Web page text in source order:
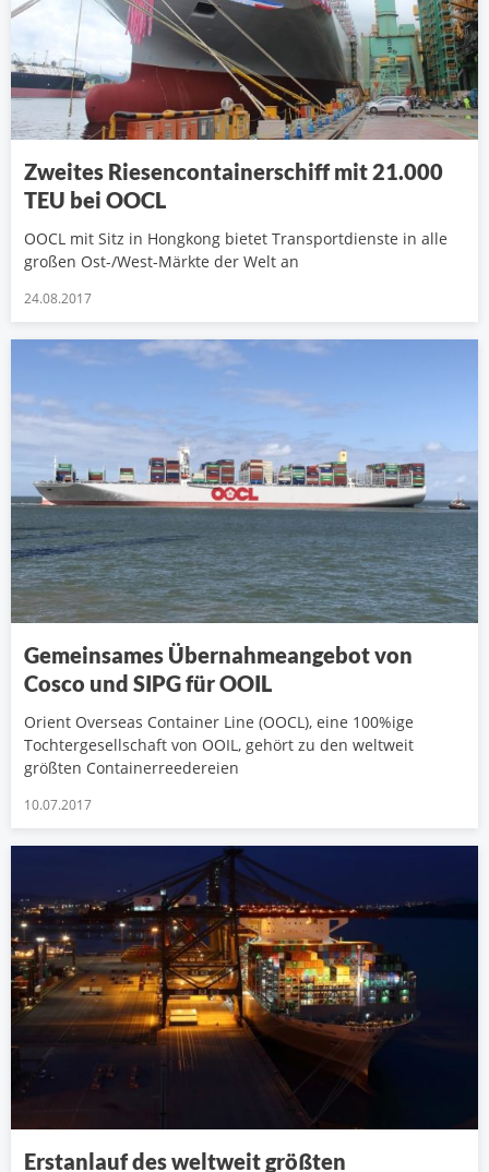
Zweites Riesencontainerschiff mit 21.000
TEU bei OOCL
OOCL mit Sitz in Hongkong bietet Transportdienste in alle
großen Ost-/West-Märkte der Welt an
24.08.2017
Gemeinsames Übernahmeangebot von
Cosco und SIPG für OOIL
Orient Overseas Container Line (OOCL), eine 100%ige
Tochtergesellschaft von OOIL, gehört zu den weltweit
größten Containerreedereien
10.07.2017
Erstanlauf des weltweit größten